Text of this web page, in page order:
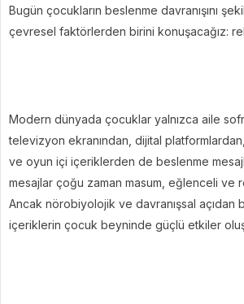
Bugün çocukların beslenme davranışını
çevresel faktörlerden birini konuşacağız:
Modern dünyada çocuklar yalnızca aile
televizyon ekranından, dijital
ve oyun içi içeriklerden de beslenme
mesajlar çoğu zaman masum, eğlenceli ve
Ancak nörobiyolojik ve davranışsal açıdan
içeriklerin çocuk beyninde güçlü etkiler